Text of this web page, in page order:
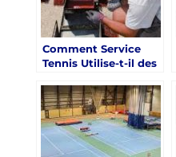
Comment Service
Tennis Utilise-t-il des
Construction
Modernes pour ses
Courts de Tennis à
Mougins?